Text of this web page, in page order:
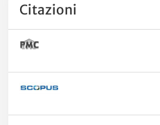
Citazioni